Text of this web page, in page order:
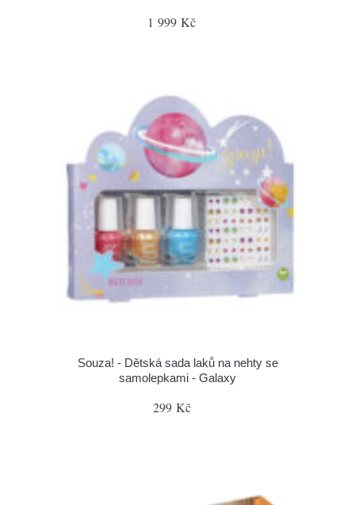
1 999 Kč
Souza! - Dětská sada laků na nehty se
samolepkami - Galaxy
299 Kč